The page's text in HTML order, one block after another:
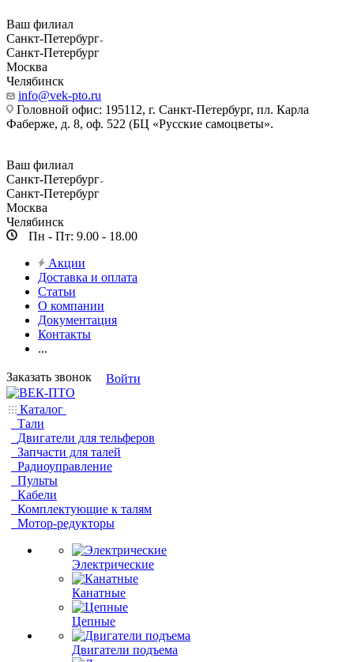
Ваш филиал
Санкт-Петербург
Санкт-Петербург
Москва
Челябинск
info@vek-pto.ru
Головной офис: 195112, г. Санкт-Петербург, пл. Карла
Фаберже, д. 8, оф. 522 (БЦ «Русские самоцветы».
Ваш филиал
Санкт-Петербург
Санкт-Петербург
Москва
Челябинск
Пн - Пт: 9.00 - 18.00
Акции
Доставка и оплата
Статьи
О компании
Документация
Контакты
...
Заказать звонок Войти
Каталог
Тали
Двигатели для тельферов
Запчасти для талей
Радиоуправление
Пульты
Кабели
Комплектующие к талям
Мотор-редукторы
Электрические
Канатные
Цепные
Двигатели подъема